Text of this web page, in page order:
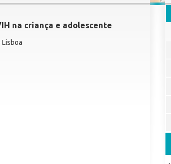
na criança e adolescente
Lisboa